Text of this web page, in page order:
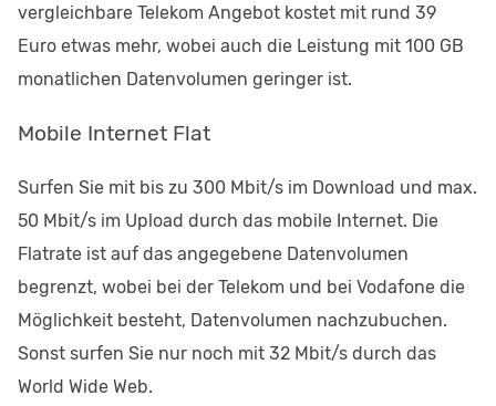
vergleichbare Telekom Angebot kostet mit rund 39
Euro etwas mehr, wobei auch die Leistung mit 100 GB
monatlichen Datenvolumen geringer ist.
Mobile Internet Flat
Surfen Sie mit bis zu 300 Mbit/s im Download und max.
50 Mbit/s im Upload durch das mobile Internet. Die
Flatrate ist auf das angegebene Datenvolumen
begrenzt, wobei bei der Telekom und bei Vodafone die
Möglichkeit besteht, Datenvolumen nachzubuchen.
Sonst surfen Sie nur noch mit 32 Mbit/s durch das
World Wide Web.